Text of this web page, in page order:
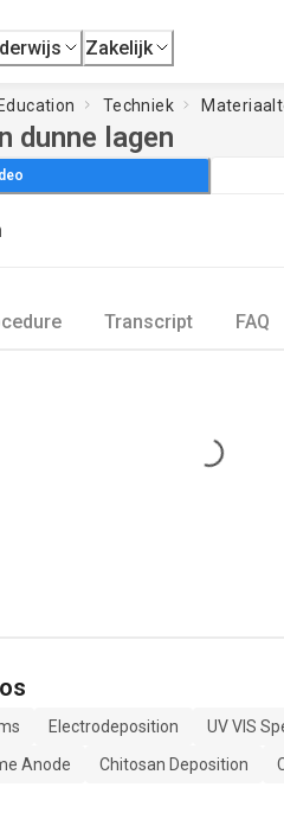
Zakelijk
Techniek
dunne lagen
Transcript FAQ
Loading...
Electrodeposition
UV VIS
Anode Chitosan Deposition